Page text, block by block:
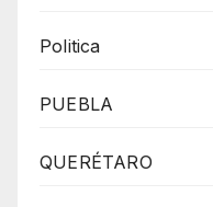
Politica
PUEBLA
QUERÉTARO